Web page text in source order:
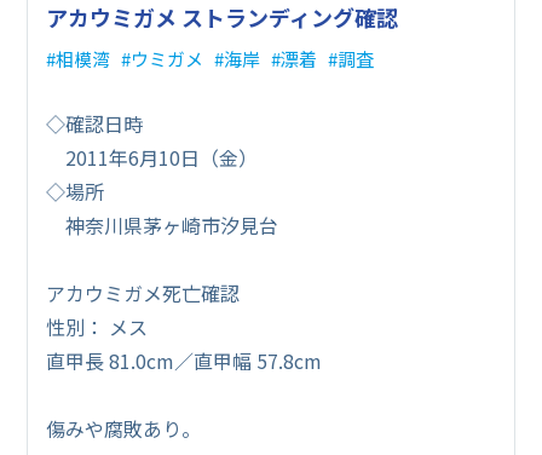
アカウミガメ ストランディング確認
相模湾 ウミガメ 海岸 漂着 調査
◇確認日時
2011年6月10日（金）
◇場所
神奈川県茅ヶ崎市汐見台
アカウミガメ死亡確認
性別： メス
直甲長 81.0cm／直甲幅 57.8cm
傷みや腐敗あり。